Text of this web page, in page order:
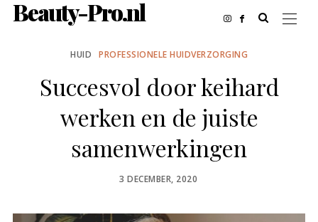
Beauty-Pro.nl
HUID PROFESSIONELE HUIDVERZORGING
Succesvol door keihard
werken en de juiste
samenwerkingen
POSTED
3 DECEMBER, 2020